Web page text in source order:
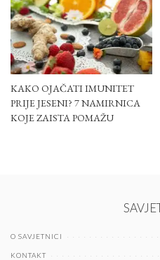
KAKO OJAČATI IMUNITET
PRIJE JESENI? 7 NAMIRNICA
KOJE ZAISTA POMAŽU
O SAVJETNICI
KONTAKT